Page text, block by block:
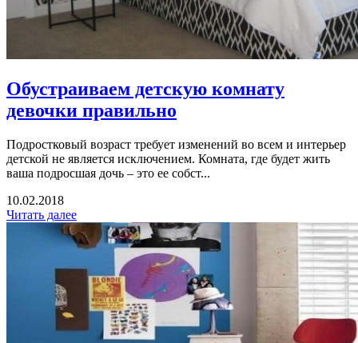
Обустраиваем детскую комнату
девочки правильно
Подростковый возраст требует изменений во всем и интерьер
детской не является исключением. Комната, где будет жить
ваша подросшая дочь – это ее собст...
10.02.2018
Читать далее